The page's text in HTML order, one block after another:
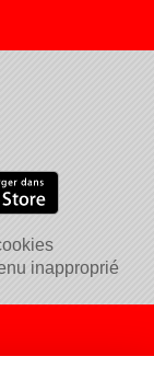
inapproprié